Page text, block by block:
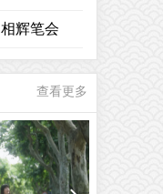
相辉笔会
查看更多